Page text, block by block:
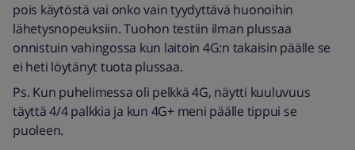
pois käytöstä vai onko vain tyydyttävä huonoihin
lähetysnopeuksiin. Tuohon testiin ilman plussaa
onnistuin vahingossa kun laitoin 4G:n takaisin päälle se
ei heti löytänyt tuota plussaa.
Ps. Kun puhelimessa oli pelkkä 4G, näytti kuuluvuus
täyttä 4/4 palkkia ja kun 4G+ meni päälle tippui se
puoleen.